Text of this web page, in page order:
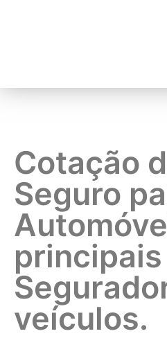
Cotação
Seguro
principais
veículos.